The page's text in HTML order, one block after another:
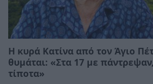
Η κυρά Κατίνα από τον Άγιο
θυμάται: «Στα 17 με
τίποτα»